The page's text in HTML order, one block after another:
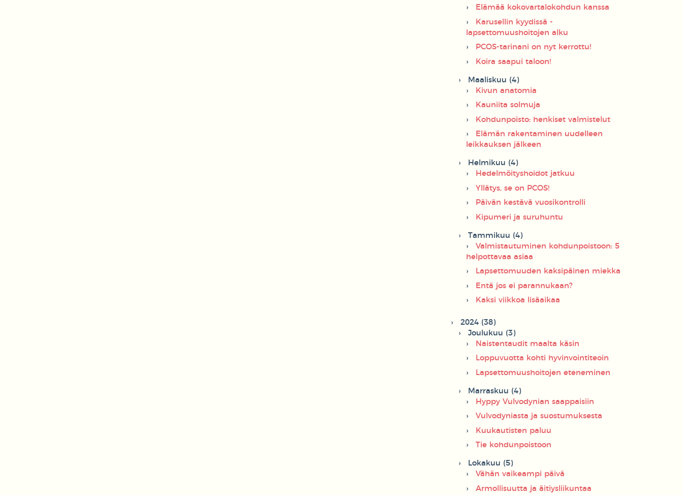
Elämää kokovartalokohdun kanssa
Karusellin kyydissä -
lapsettomuushoitojen alku
PCOS-tarinani on nyt kerrottu!
Koira saapui taloon!
Maaliskuu (4)
Kivun anatomia
Kauniita solmuja
Kohdunpoisto: henkiset valmistelut
Elämän rakentaminen uudelleen
leikkauksen jälkeen
Helmikuu (4)
Hedelmöityshoidot jatkuu
Yllätys, se on PCOS!
Päivän kestävä vuosikontrolli
Kipumeri ja suruhuntu
Tammikuu (4)
Valmistautuminen kohdunpoistoon: 5
helpottavaa asiaa
Lapsettomuuden kaksipäinen miekka
Entä jos ei parannukaan?
Kaksi viikkoa lisäaikaa
2024 (38)
Joulukuu (3)
Naistentaudit maalta käsin
Loppuvuotta kohti hyvinvointiteoin
Lapsettomuushoitojen eteneminen
Marraskuu (4)
Hyppy Vulvodynian saappaisiin
Vulvodyniasta ja suostumuksesta
Kuukautisten paluu
Tie kohdunpoistoon
Lokakuu (5)
Vähän vaikeampi päivä
Armollisuutta ja äitiysliikuntaa